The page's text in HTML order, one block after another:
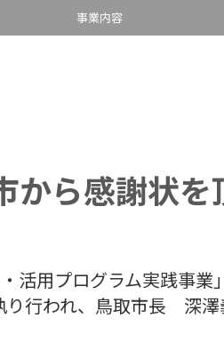
事業内容
から感謝状を
活用プログラム実践事業
行われ、鳥取市長 深澤